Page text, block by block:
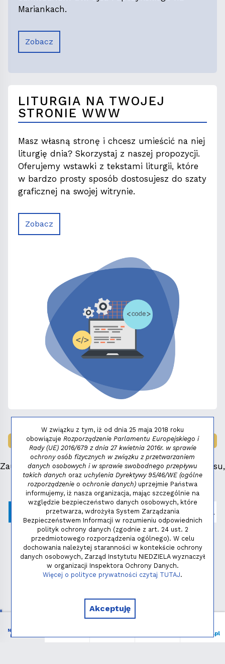
Mariankach.
Zobacz
LITURGIA NA TWOJEJ
STRONIE WWW
Masz własną stronę i chcesz umieścić na niej
liturgię dnia? Skorzystaj z naszej propozycji.
Oferujemy wstawki z tekstami liturgii, które
w bardzo prosty sposób dostosujesz do szaty
graficznej na swojej witrynie.
Zobacz
LAUREAT NAGRODY:MAŁY FENIKS 2025
Zauważyłeś błąd, masz propozycje dotyczące serwisu,
napisz:niezbednik@niedziela.pl
Polityka prywatności
Copyright © 2026 - Instytut NIEDZIELA
NIEZBĘDNIK
KATOLIKA
niedziela.pl
W związku z tym, iż od dnia 25 maja 2018 roku
obowiązuje Rozporządzenie Parlamentu Europejskiego i
Rady (UE) 2016/679 z dnia 27 kwietnia 2016r. w sprawie
ochrony osób fizycznych w związku z przetwarzaniem
danych osobowych i w sprawie swobodnego przepływu
takich danych oraz uchylenia Dyrektywy 95/46/WE (ogólne
rozporządzenie o ochronie danych) uprzejmie Państwa
informujemy, iż nasza organizacja, mając szczególnie na
względzie bezpieczeństwo danych osobowych, które
przetwarza, wdrożyła System Zarządzania
Bezpieczeństwem Informacji w rozumieniu odpowiednich
polityk ochrony danych (zgodnie z art. 24 ust. 2
przedmiotowego rozporządzenia ogólnego). W celu
dochowania należytej staranności w kontekście ochrony
danych osobowych, Zarząd Instytutu NIEDZIELA wyznaczył
w organizacji Inspektora Ochrony Danych.
Więcej o polityce prywatności czytaj TUTAJ.
Akceptuję